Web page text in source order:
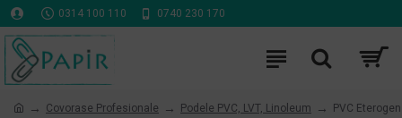
0314 100 110 0740 230 170
Covorase Profesionale Podele PVC, LVT, Linoleum PVC